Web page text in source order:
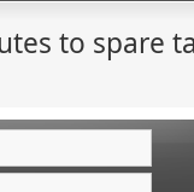
to spare